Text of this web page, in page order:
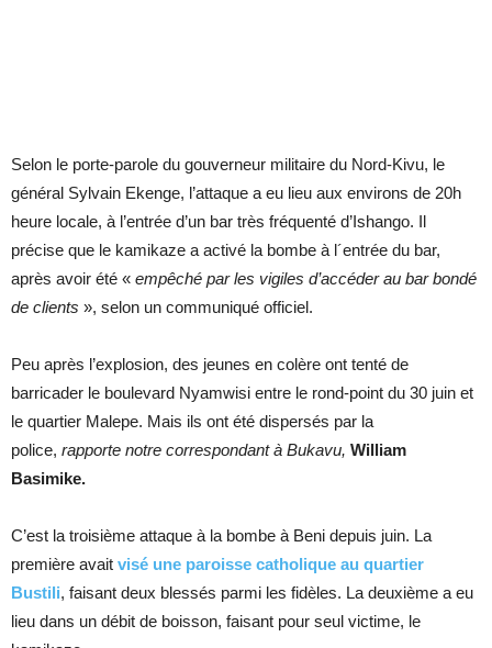
Selon le porte-parole du gouverneur militaire du Nord-Kivu, le
général Sylvain Ekenge, l’attaque a eu lieu aux environs de 20h
heure locale, à l’entrée d’un bar très fréquenté d’Ishango. Il
précise que le kamikaze a activé la bombe à l´entrée du bar,
après avoir été « empêché par les vigiles d’accéder au bar bondé
de clients », selon un communiqué officiel.
Peu après l’explosion, des jeunes en colère ont tenté de
barricader le boulevard Nyamwisi entre le rond-point du 30 juin et
le quartier Malepe. Mais ils ont été dispersés par la
police, rapporte notre correspondant à Bukavu, William
Basimike.
C’est la troisième attaque à la bombe à Beni depuis juin. La
première avait visé une paroisse catholique au quartier
Bustili, faisant deux blessés parmi les fidèles. La deuxième a eu
lieu dans un débit de boisson, faisant pour seul victime, le